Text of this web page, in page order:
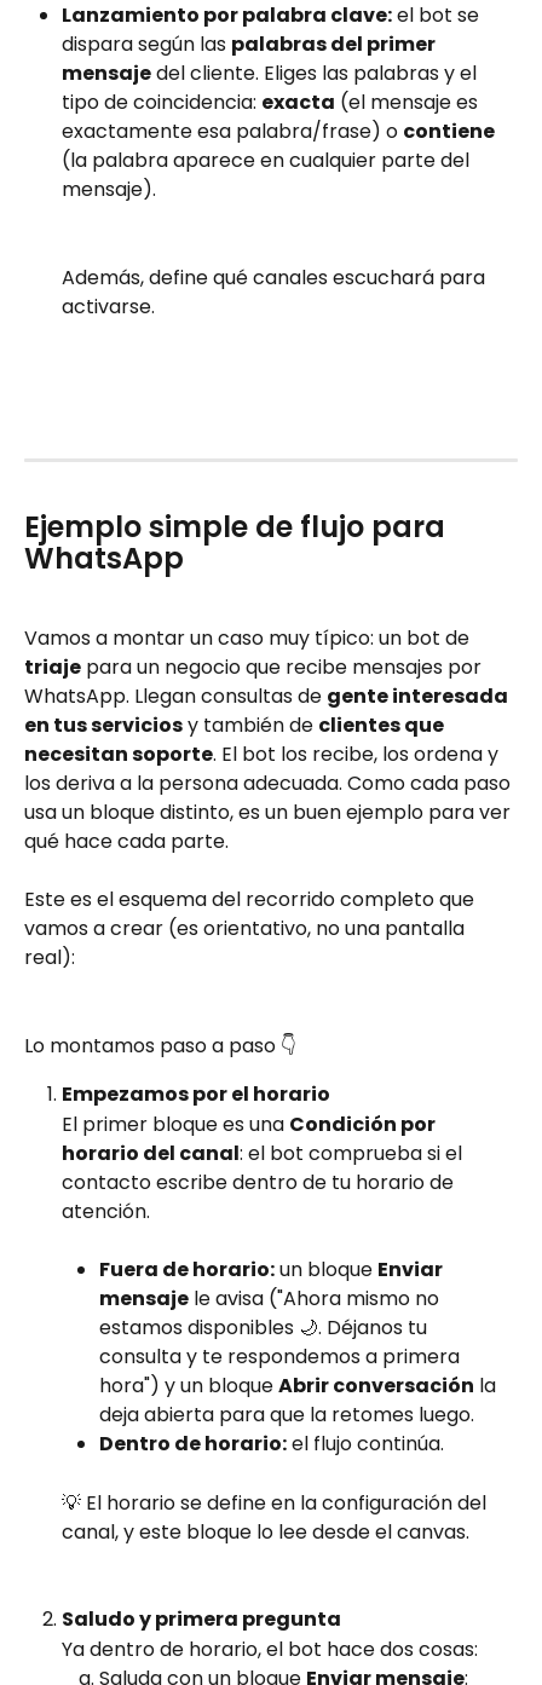
Lanzamiento por palabra clave: el bot se
dispara según las palabras del primer
mensaje del cliente. Eliges las palabras y el
tipo de coincidencia: exacta (el mensaje es
exactamente esa palabra/frase) o contiene
(la palabra aparece en cualquier parte del
mensaje).
Además, define qué canales escuchará para
activarse.
Ejemplo simple de flujo para
WhatsApp
Vamos a montar un caso muy típico: un bot de
triaje para un negocio que recibe mensajes por
WhatsApp. Llegan consultas de gente interesada
en tus servicios y también de clientes que
necesitan soporte. El bot los recibe, los ordena y
los deriva a la persona adecuada. Como cada paso
usa un bloque distinto, es un buen ejemplo para ver
qué hace cada parte.
Este es el esquema del recorrido completo que
vamos a crear (es orientativo, no una pantalla
real):
Lo montamos paso a paso 👇
Empezamos por el horario
El primer bloque es una Condición por
horario del canal: el bot comprueba si el
contacto escribe dentro de tu horario de
atención.
Fuera de horario: un bloque Enviar
mensaje le avisa ("Ahora mismo no
estamos disponibles 🌙. Déjanos tu
consulta y te respondemos a primera
hora") y un bloque Abrir conversación la
deja abierta para que la retomes luego.
Dentro de horario: el flujo continúa.
💡 El horario se define en la configuración del
canal, y este bloque lo lee desde el canvas.
Saludo y primera pregunta
Ya dentro de horario, el bot hace dos cosas:
Saluda con un bloque Enviar mensaje: